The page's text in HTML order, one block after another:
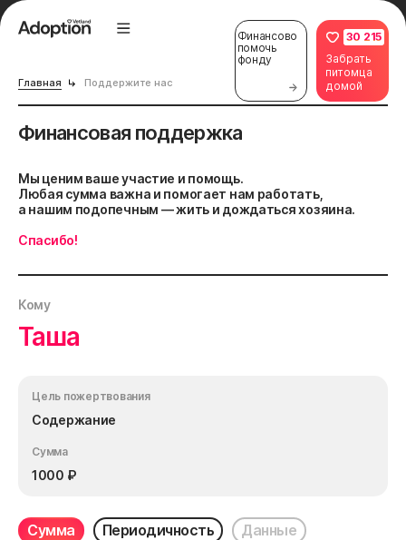
Финансово
помочь
фонду
30 215
Забрать
питомца
домой
Главная Поддержите нас
Финансовая поддержка
Мы ценим ваше участие и помощь.
Любая сумма важна и помогает нам работать,
а нашим подопечным — жить и дождаться хозяина.
Спасибо!
Кому
Таша
Цель пожертвования
Содержание
Сумма
1000 ₽
Сумма Периодичность
Данные